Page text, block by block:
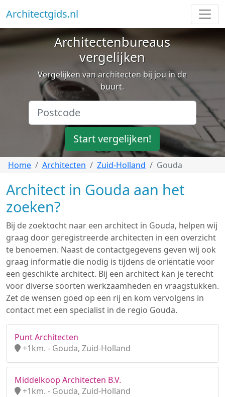
Architectgids.nl
Architectenbureaus
vergelijken
Vergelijken van architecten bij jou in de
buurt.
Start vergelijken!
Home Architecten Zuid-Holland Gouda
Architect in Gouda aan het
zoeken?
Bij de zoektocht naar een architect in Gouda, helpen wij
graag door geregistreerde architecten in een overzicht
te benoemen. Naast de contactgegevens geven wij ook
graag informatie die nodig is tijdens de oriëntatie voor
een geschikte architect. Bij een architect kan je terecht
voor diverse soorten werkzaamheden en vraagstukken.
Zet de wensen goed op een rij en kom vervolgens in
contact met een specialist in de regio Gouda.
Punt Architecten
+1km. - Gouda, Zuid-Holland
Middelkoop Architecten B.V.
+1km. - Gouda, Zuid-Holland